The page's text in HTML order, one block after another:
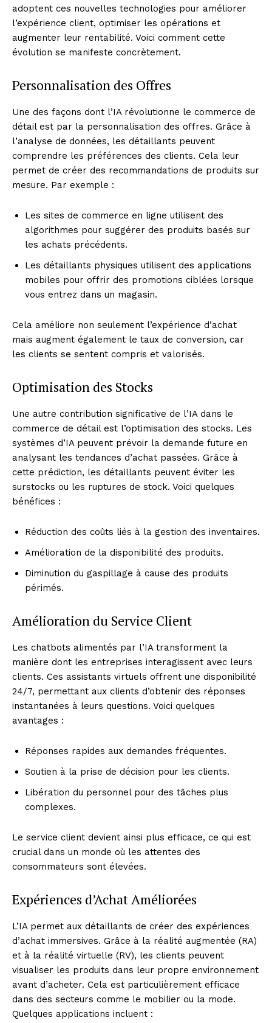
adoptent ces nouvelles technologies pour améliorer
l’expérience client, optimiser les opérations et
augmenter leur rentabilité. Voici comment cette
évolution se manifeste concrètement.
Personnalisation des Offres
Une des façons dont l’IA révolutionne le commerce de
détail est par la personnalisation des offres. Grâce à
l’analyse de données, les détaillants peuvent
comprendre les préférences des clients. Cela leur
permet de créer des recommandations de produits sur
mesure. Par exemple :
Les sites de commerce en ligne utilisent des
algorithmes pour suggérer des produits basés sur
les achats précédents.
Les détaillants physiques utilisent des applications
mobiles pour offrir des promotions ciblées lorsque
vous entrez dans un magasin.
Cela améliore non seulement l’expérience d’achat
mais augment également le taux de conversion, car
les clients se sentent compris et valorisés.
Optimisation des Stocks
Une autre contribution significative de l’IA dans le
commerce de détail est l’optimisation des stocks. Les
systèmes d’IA peuvent prévoir la demande future en
analysant les tendances d’achat passées. Grâce à
cette prédiction, les détaillants peuvent éviter les
surstocks ou les ruptures de stock. Voici quelques
bénéfices :
Réduction des coûts liés à la gestion des inventaires.
Amélioration de la disponibilité des produits.
Diminution du gaspillage à cause des produits
périmés.
Amélioration du Service Client
Les chatbots alimentés par l’IA transforment la
manière dont les entreprises interagissent avec leurs
clients. Ces assistants virtuels offrent une disponibilité
24/7, permettant aux clients d’obtenir des réponses
instantanées à leurs questions. Voici quelques
avantages :
Réponses rapides aux demandes fréquentes.
Soutien à la prise de décision pour les clients.
Libération du personnel pour des tâches plus
complexes.
Le service client devient ainsi plus efficace, ce qui est
crucial dans un monde où les attentes des
consommateurs sont élevées.
Expériences d’Achat Améliorées
L’IA permet aux détaillants de créer des expériences
d’achat immersives. Grâce à la réalité augmentée (RA)
et à la réalité virtuelle (RV), les clients peuvent
visualiser les produits dans leur propre environnement
avant d’acheter. Cela est particulièrement efficace
dans des secteurs comme le mobilier ou la mode.
Quelques applications incluent :